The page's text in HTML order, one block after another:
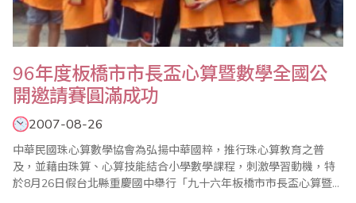
96年度板橋市市長盃心算暨數學全國公
開邀請賽圓滿成功
2007-08-26
中華民國珠心算數學協會為弘揚中華國粹，推行珠心算教育之普
及，並藉由珠算、心算技能結合小學數學課程，刺激學習動機，特
於8月26日假台北縣重慶國中舉行「九十六年板橋市市長盃心算暨數